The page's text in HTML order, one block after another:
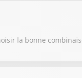
la bonne